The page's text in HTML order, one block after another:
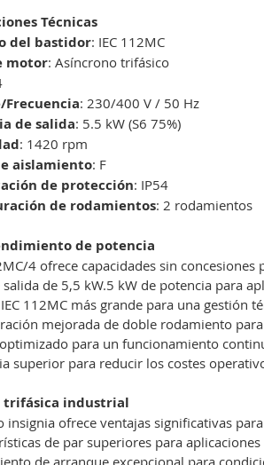
Técnicas
del bastidor: IEC 112MC
motor: Asíncrono trifásico
: 230/400 V / 50 Hz
de salida: 5.5 kW (S6 75%)
: 1420 rpm
aislamiento: F
de protección: IP54
de rodamientos: 2 rodamientos
de potencia
4 ofrece capacidades sin
salida de 5,5 kW.5 kW de potencia para
112MC más grande para una gestión
mejorada de doble rodamiento
para un funcionamiento
superior para reducir los costes
trifásica industrial
insignia ofrece ventajas significativas
de par superiores para
de arranque excepcional para